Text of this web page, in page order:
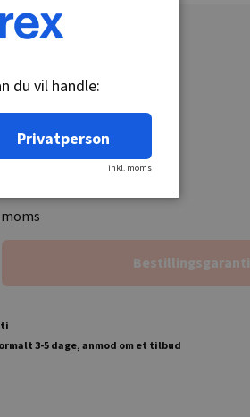
Bestillingsgaranti
3-5 dage, anmod om et tilbud
du vil handle:
Privatperson
inkl. moms